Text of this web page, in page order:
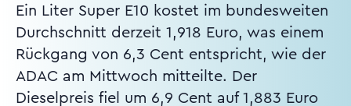
Ein Liter Super E10 kostet im bundesweiten
Durchschnitt derzeit 1,918 Euro, was einem
Rückgang von 6,3 Cent entspricht, wie der
ADAC am Mittwoch mitteilte. Der
Dieselpreis fiel um 6,9 Cent auf 1,883 Euro